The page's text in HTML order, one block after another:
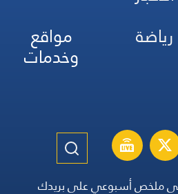
رياضة مواقع
وخدمات
ملخص أسبوعي على بريدك